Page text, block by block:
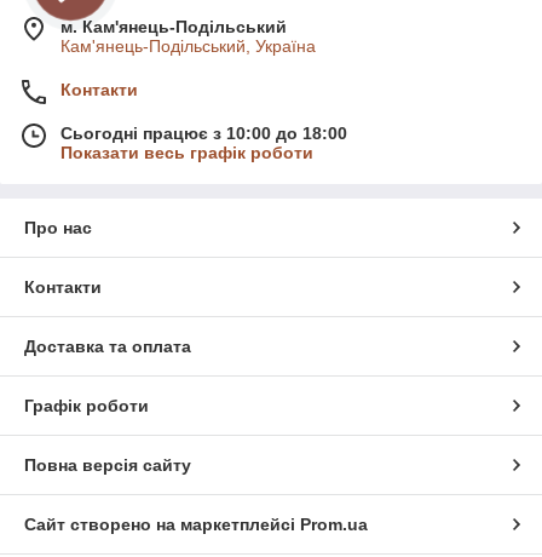
м. Кам'янець-Подільський
Кам'янець-Подільський, Україна
Контакти
Сьогодні працює з 10:00 до 18:00
Показати весь графік роботи
Про нас
Контакти
Доставка та оплата
Графік роботи
Повна версія сайту
Сайт створено на маркетплейсі Prom.ua